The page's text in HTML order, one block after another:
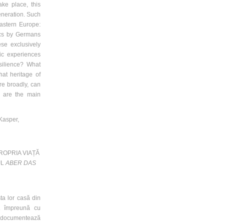
place, this
Such
Europe:
by Germans
exclusively
experiences
What
heritage of
broadly, can
are the main
VIAȚĂ
ABER DAS
lor casă din
împreună cu